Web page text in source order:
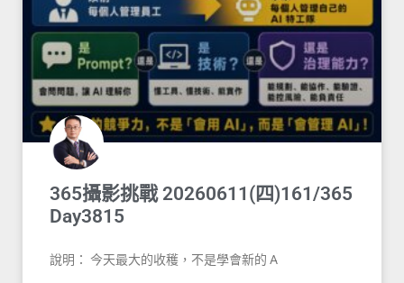
365攝影挑戰 20260611(四)161/365
Day3815
說明： 今天最大的收穫，不是學會新的 A